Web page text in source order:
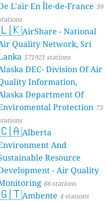
De L'air En Île-de-France 39
stations
🇱🇰AirShare - National
Air Quality Network, Sri
Lanka 571921 stations
Alaska DEC- Division Of Air
Quality Information,
Alaska Department Of
Enviromental Protection 73
stations
🇨🇦Alberta
Environment And
Sustainable Resource
Development - Air Quality
Monitoring 66 stations
🇬🇹Ambente 4 stations